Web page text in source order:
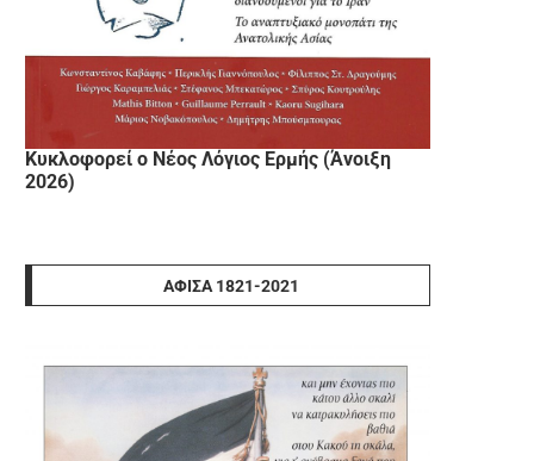
Κυκλοφορεί ο Νέος Λόγιος Ερμής (Άνοιξη
2026)
ΑΦΊΣΑ 1821-2021